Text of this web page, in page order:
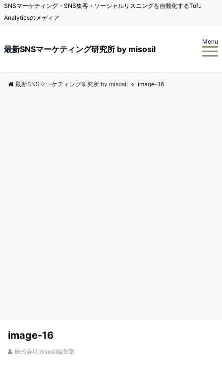
SNSマーケティング・SNS集客・ソーシャルリスニングを自動化するTofu
Analyticsのメディア
最新SNSマーケティング研究所 by misosil
Menu
最新SNSマーケティング研究所 by misosil image-16
image-16
株式会社misosil編集部